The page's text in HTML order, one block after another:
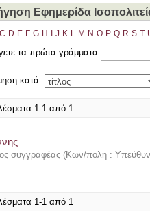
Εφημερίδα
C D E F G H J K L M N O P Q R S T
τα πρώτα γράμματα:
κατά:
1-1 από 1
συγγραφέας (Κων/πολη :
1-1 από 1